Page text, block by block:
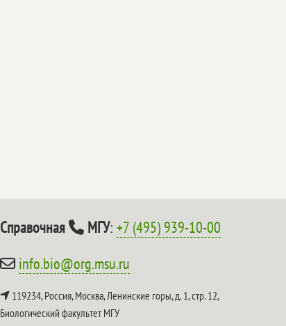
Справочная МГУ:+7 (495) 939-10-00
info.bio@org.msu.ru
119234, Россия, Москва, Ленинские горы, д. 1, стр. 12,
Биологический факультет МГУ